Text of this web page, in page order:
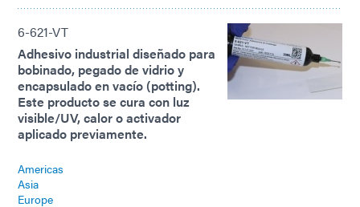
6-621-VT
Adhesivo industrial diseñado para
bobinado, pegado de vidrio y
encapsulado en vacío (potting).
Este producto se cura con luz
visible/UV, calor o activador
aplicado previamente.
Americas
Asia
Europe